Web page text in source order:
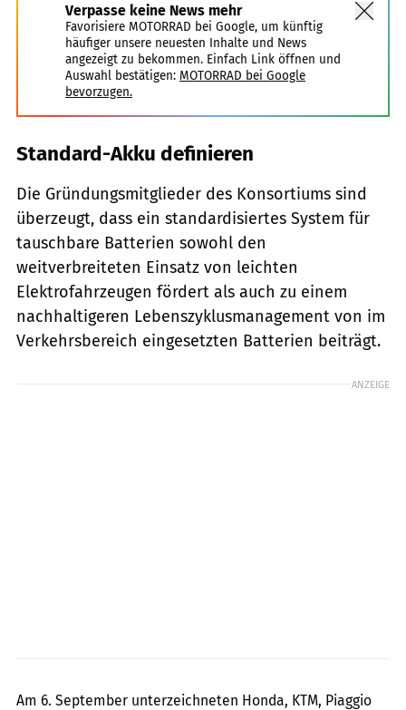
Verpasse keine News mehr
Favorisiere MOTORRAD bei Google, um künftig
häufiger unsere neuesten Inhalte und News
angezeigt zu bekommen. Einfach Link öffnen und
Auswahl bestätigen: MOTORRAD bei Google
bevorzugen.
Standard-Akku definieren
Die Gründungsmitglieder des Konsortiums sind
überzeugt, dass ein standardisiertes System für
tauschbare Batterien sowohl den
weitverbreiteten Einsatz von leichten
Elektrofahrzeugen fördert als auch zu einem
nachhaltigeren Lebenszyklusmanagement von im
Verkehrsbereich eingesetzten Batterien beiträgt.
ANZEIGE
Am 6. September unterzeichneten Honda, KTM, Piaggio